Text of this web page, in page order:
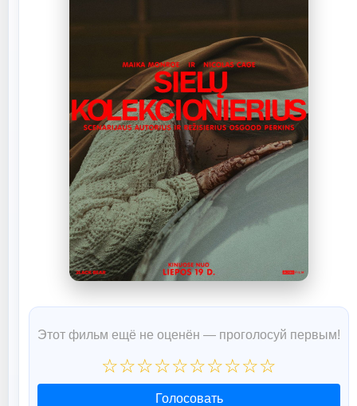
Этот фильм ещё не оценён — проголосуй первым!
☆☆☆☆☆☆☆☆☆☆
Голосовать